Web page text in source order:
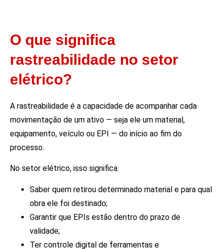
O que significa
rastreabilidade no setor
elétrico?
A rastreabilidade é a capacidade de acompanhar cada
movimentação de um ativo — seja ele um material,
equipamento, veículo ou EPI — do início ao fim do
processo.
No setor elétrico, isso significa:
Saber quem retirou determinado material e para qual
obra ele foi destinado;
Garantir que EPIs estão dentro do prazo de
validade;
Ter controle digital de ferramentas e